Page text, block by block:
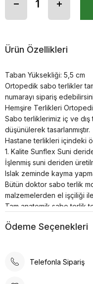
Ürün Özellikleri
Taban Yüksekliği: 5,5 cm
Ortopedik sabo terlikler
numarayı sipariş
Hemşire Terlikleri
Sabo terliklerimiz iç ve
düşünülerek tasarlanmıştır.
Hastane terlikleri içindeki
1. Kalite Sunflex Suni
İşlenmiş suni deriden
Islak zeminde kayma
Bütün doktor sabo terlik
malzemelerden el işçiliği
Tam anatomik sabo terlik
Airmax sabo terlikler;
konforlu bir deneyim
Ödeme Seçenekleri
Telefonla Sipariş